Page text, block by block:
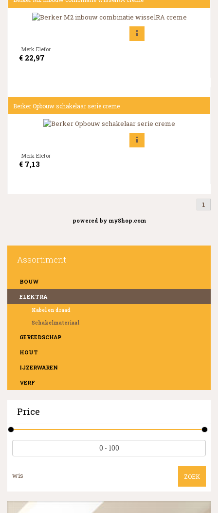
Merk Elefor
€ 22,97
Berker Opbouw schakelaar serie creme
Merk Elefor
€ 7,13
1
powered by myShop.com
Assortiment
BOUW
ELEKTRA
Kabel en draad
Schakelmateriaal
GEREEDSCHAP
HOUT
IJZERWAREN
VERF
Price
ZOEK
wis